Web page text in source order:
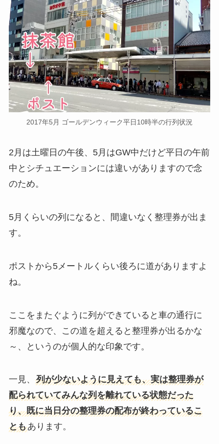
2017年5月 ゴールデンウィーク平日10時半の行列状況
2月は土曜日の午後、5月はGW中だけど平日の午前
中とシチュエーションには違いがありますので念
のため。
5月くらいの列になると、間違いなく整理券が出ま
す。
ポストから5メートルくらい後ろに道がありますよ
ね。
ここをまたぐように列ができていると車の通行に
邪魔なので、この道を超えると整理券が出るかな
～、というのが個人的な印象です。
一見、 列が少ないように見えても、実は整理券が
配られていてみんな列を離れている状態だった
り、既に当日分の整理券の配布が終わっているこ
ともあります。